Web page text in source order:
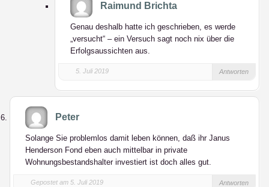
Raimund Brichta
Genau deshalb hatte ich geschrieben, es werde
„versucht“ – ein Versuch sagt noch nix über die
Erfolgsaussichten aus.
5. Juli 2019 Antworten
Peter
Solange Sie problemlos damit leben können, daß ihr Janus
Henderson Fond eben auch mittelbar in private
Wohnungsbestandshalter investiert ist doch alles gut.
Gepostet am 5. Juli 2019 Antworten